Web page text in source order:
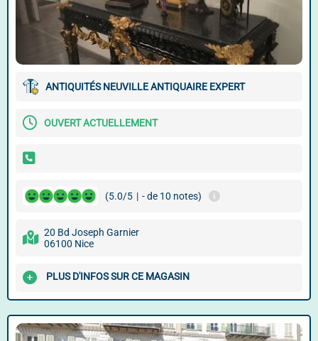
ANTIQUITÉS NEUVILLE ANTIQUAIRE EXPERT
OUVERT ACTUELLEMENT
(5.0/5 | - de 10 notes)
20 Bd Joseph Garnier
06100 Nice
PLUS D'INFOS SUR CE MAGASIN